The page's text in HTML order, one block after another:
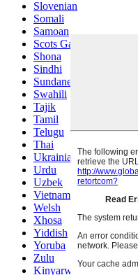
Slovenian
Somali
Samoan
Scots Gaelic
Shona
Sindhi
Sundanese
Swahili
Tajik
Tamil
Telugu
Thai
Ukrainian
Urdu
Uzbek
Vietnamese
Welsh
Xhosa
Yiddish
Yoruba
Zulu
Kinyarwanda